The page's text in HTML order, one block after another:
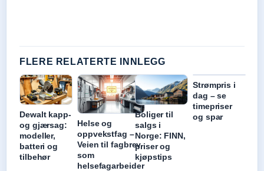
FLERE RELATERTE INNLEGG
Dewalt kapp-
og gjærsag:
modeller,
batteri og
tilbehør
Helse og
oppvekstfag –
Veien til fagbrev
som
helsefagarbeider
Boliger til
salgs i
Norge: FINN,
priser og
kjøpstips
Strømpris i
dag – se
timepriser
og spar